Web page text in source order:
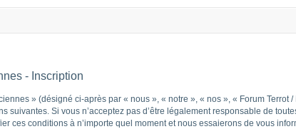
- Inscription
» (désigné ci-après par « nous », « notre », « nos », « Forum
suivantes. Si vous n’acceptez pas d’être légalement responsable de
ces conditions à n’importe quel moment et nous essaierons de vous